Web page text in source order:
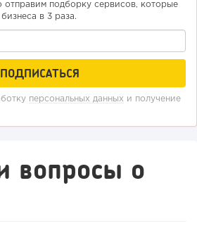
отправим подборку сервисов, которые
в 3 раза.
персональных данных и получение
вопросы о